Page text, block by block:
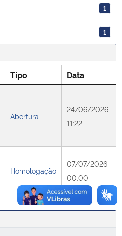
1
1
Tipo
Data
Abertura
24/06/2026
11:22
Homologação
07/07/2026
00:00